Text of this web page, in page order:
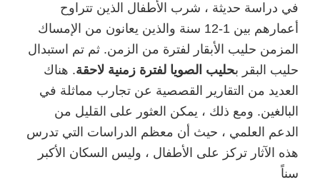
في دراسة حديثة ، شرب الأطفال الذين تتراوح
أعمارهم بين 1-12 سنة والذين يعانون من الإمساك
المزمن حليب الأبقار لفترة من الزمن. ثم تم استبدال
حليب البقر بحليب الصويا لفترة زمنية لاحقة. هناك
العديد من التقارير القصصية عن تجارب مماثلة في
البالغين. ومع ذلك ، يمكن العثور على القليل من
الدعم العلمي ، حيث أن معظم الدراسات التي تدرس
هذه الآثار تركز على الأطفال ، وليس السكان الأكبر
سناً